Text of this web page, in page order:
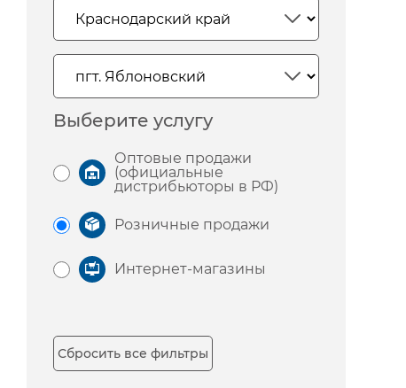
Выберите услугу
Оптовые продажи
(официальные
дистрибьюторы в РФ)
Розничные продажи
Интернет-магазины
Сбросить все фильтры